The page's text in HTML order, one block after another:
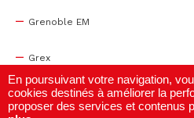
Grenoble EM
Grex
WTC Grenoble
En poursuivant votre navigation,
cookies destinés à améliorer la
proposer des services et contenus